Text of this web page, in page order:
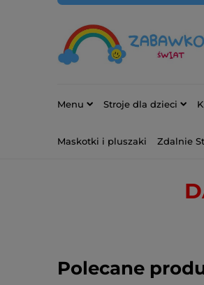
Menu Stroje dla dzieci
Maskotki i pluszaki Zdalnie
Polecane